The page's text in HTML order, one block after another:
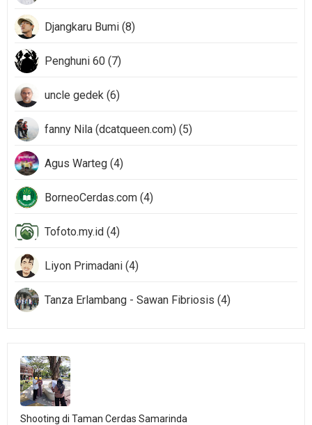
Djangkaru Bumi (8)
Penghuni 60 (7)
uncle gedek (6)
fanny Nila (dcatqueen.com) (5)
Agus Warteg (4)
BorneoCerdas.com (4)
Tofoto.my.id (4)
Liyon Primadani (4)
Tanza Erlambang - Sawan Fibriosis (4)
Shooting di Taman Cerdas Samarinda